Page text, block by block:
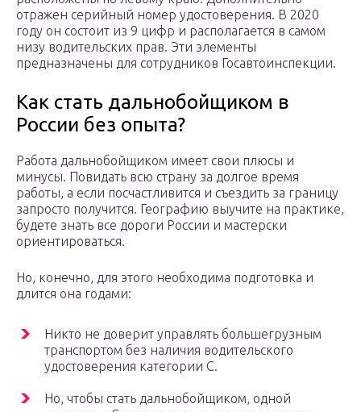
отражен серийный номер удостоверения. В 2020
году он состоит из 9 цифр и располагается в самом
низу водительских прав. Эти элементы
предназначены для сотрудников Госавтоинспекции.
Как стать дальнобойщиком в
России без опыта?
Работа дальнобойщиком имеет свои плюсы и
минусы. Повидать всю страну за долгое время
работы, а если посчастливится и съездить за границу
запросто получится. Географию выучите на практике,
будете знать все дороги России и мастерски
ориентироваться.
Но, конечно, для этого необходима подготовка и
длится она годами:
Никто не доверит управлять большегрузным
транспортом без наличия водительского
удостоверения категории С.
Но, чтобы стать дальнобойщиком, одной